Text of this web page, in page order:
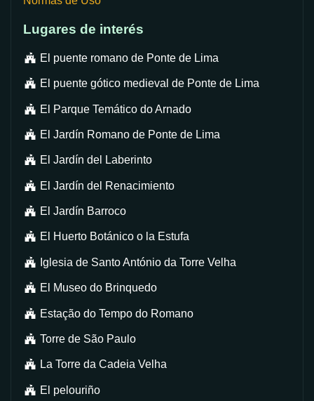
Lugares de interés
El puente romano de Ponte de Lima
El puente gótico medieval de Ponte de Lima
El Parque Temático do Arnado
El Jardín Romano de Ponte de Lima
El Jardín del Laberinto
El Jardín del Renacimiento
El Jardín Barroco
El Huerto Botánico o la Estufa
Iglesia de Santo António da Torre Velha
El Museo do Brinquedo
Estação do Tempo do Romano
Torre de São Paulo
La Torre da Cadeia Velha
El pelouriño